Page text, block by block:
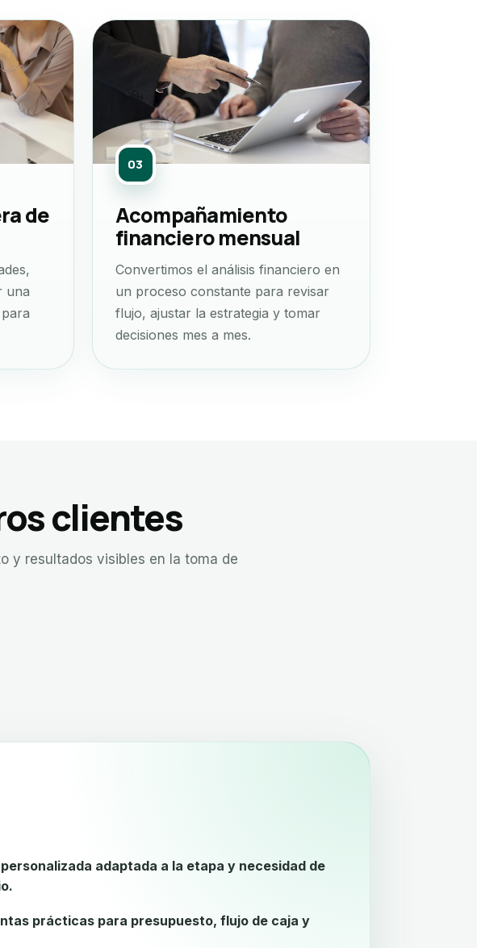
de
una
03
Acompañamiento
financiero mensual
Convertimos el análisis financiero en
un proceso constante para revisar
flujo, ajustar la estrategia y tomar
decisiones mes a mes.
clientes
y resultados visibles en la toma de
adaptada a la etapa y necesidad de
prácticas para presupuesto, flujo de caja y